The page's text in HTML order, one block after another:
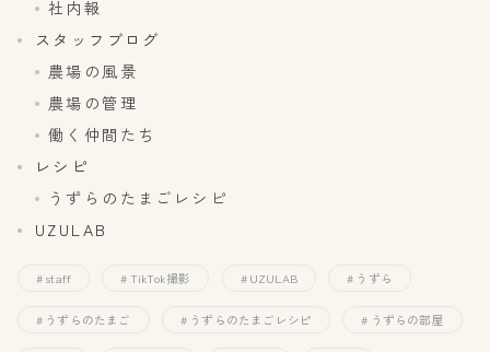
社内報
スタッフブログ
農場の風景
農場の管理
働く仲間たち
レシピ
うずらのたまごレシピ
UZULAB
staff TikTok撮影 UZULAB うずら
うずらのたまご うずらのたまごレシピ うずらの部屋